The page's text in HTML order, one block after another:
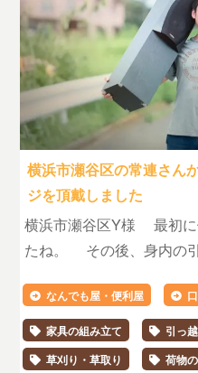
横浜市瀬谷区の常連さん
ジを頂戴しました
横浜市瀬谷区Y様 最初に
たね。 その後、身内の
なんでも屋・便利屋
家具の組み立て 引っ
草刈り・草取り
荷物